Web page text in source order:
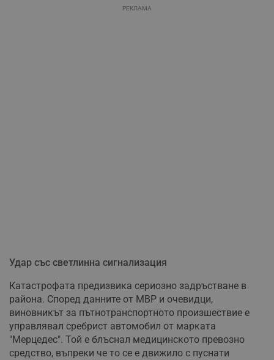
РЕКЛАМА
Удар със светлинна сигнализация
Катастрофата предизвика сериозно задръстване в
района. Според данните от МВР и очевидци,
виновникът за пътнотранспортното произшествие е
управлявал сребрист автомобил от марката
"Мерцедес". Той е блъснал медицинското превозно
средство, въпреки че то се е движило с пуснати